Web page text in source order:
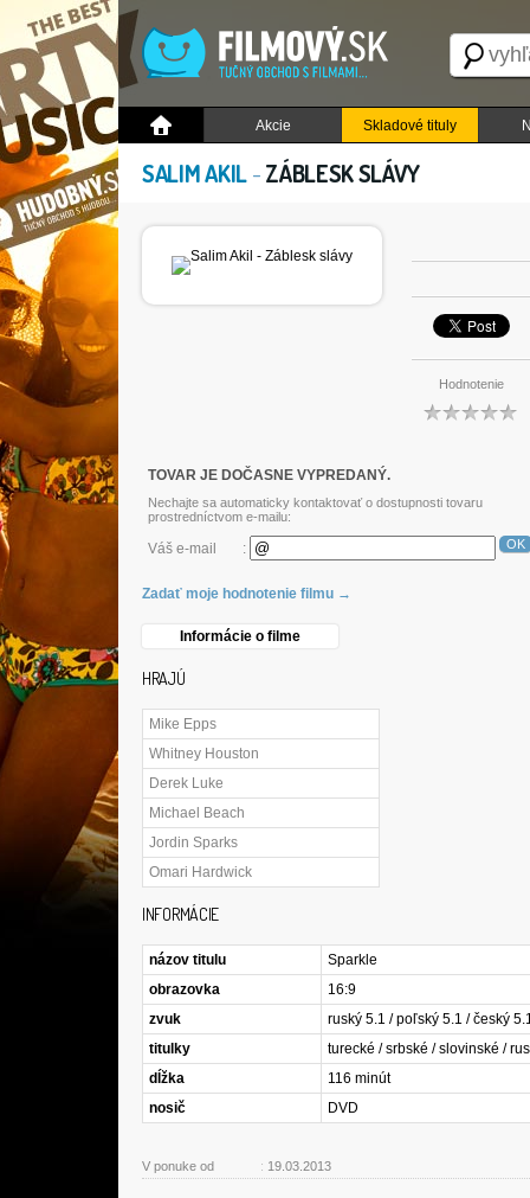
Akcie Skladové tituly
SALIM AKIL-ZÁBLESK SLÁVY
Hodnotenie
TOVAR JE DOČASNE VYPREDANÝ.
Nechajte sa automaticky kontaktovať o dostupnosti tovaru
prostredníctvom e-mailu:
Váš e-mail : OK
Zadať moje hodnotenie filmu →
Informácie o filme
HRAJÚ
Mike Epps
Whitney Houston
Derek Luke
Michael Beach
Jordin Sparks
Omari Hardwick
INFORMÁCIE
názov titulu
Sparkle
obrazovka
16:9
zvuk
ruský 5.1 / poľský 5.1 / český
titulky
turecké / srbské / slovinské /
dĺžka
116 minút
nosič
DVD
V ponuke od : 19.03.2013